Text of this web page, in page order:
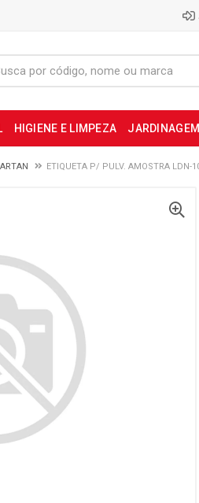
HIGIENE E LIMPEZA JARDINAGEM
ETIQUETA P/ PULV. AMOSTRA LDN-